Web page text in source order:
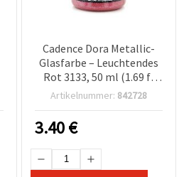
Cadence Dora Metallic-
Glasfarbe – Leuchtendes
Rot 3133, 50 ml (1.69 fl
oz), hochdeckendes,
Glaskunst &
Bastelprojekte
Artikelnummer: 842728
3.40€